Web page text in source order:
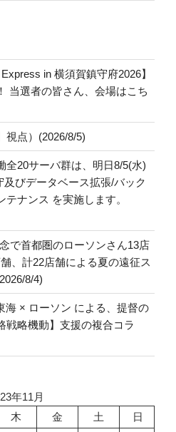
in 横須賀鎮守府2026】
当選者の皆さん、会場はこち
視点）(2026/8/5)
全20サーバ群は、明日8/5(水)
及びデータベース拡張/バック
ナンス を実施します。
で首都圏のローソンさん13店
、計22店舗による夏の遠征ス
8/4)
海 × ローソン による、提督の
戦略機動】支援の複合コラ
年11月
木 金 土
日